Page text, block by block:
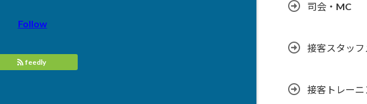
Follow
feedly
司会・MC
接客スタッ
接客トレーニ